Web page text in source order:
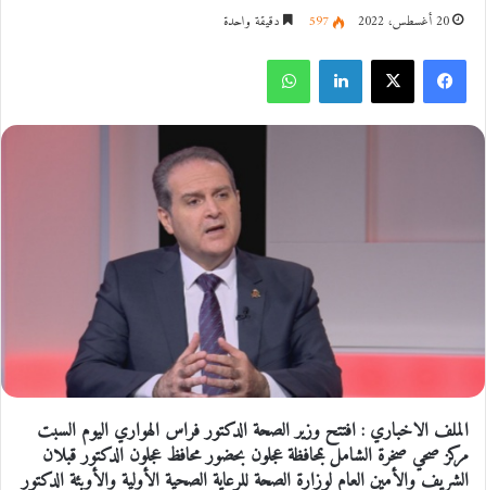
20 أغسطس، 2022 597 دقيقة واحدة
فيسبوك
الملف الاخباري : افتتح وزير الصحة الدكتور فراس الهواري اليوم السبت
مركز صحي صخرة الشامل بمحافظة عجلون بحضور محافظ عجلون الدكتور قبلان
الشريف والأمين العام لوزارة الصحة للرعاية الصحية الأولية والأوبئة الدكتور